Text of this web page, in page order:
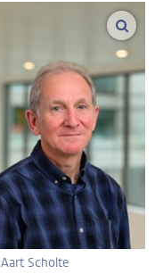
Aart Scholte